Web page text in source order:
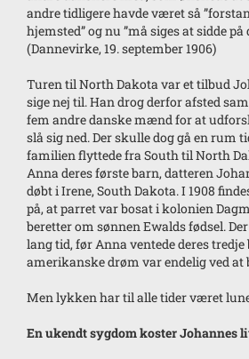
andre tidligere havde været så
hjemsted” og nu ”må siges at sidde på
(Dannevirke, 19. september 1906)
Turen til North Dakota var et tilbud
sige nej til. Han drog derfor afsted
fem andre danske mænd for at
slå sig ned. Der skulle dog gå en rum
familien flyttede fra South til North
Anna deres første barn, datteren
døbt i Irene, South Dakota. I 1908
på, at parret var bosat i kolonien
beretter om sønnen Ewalds fødsel.
lang tid, før Anna ventede deres
amerikanske drøm var endelig ved
Men lykken har til alle tider været
En ukendt sygdom koster Johannes